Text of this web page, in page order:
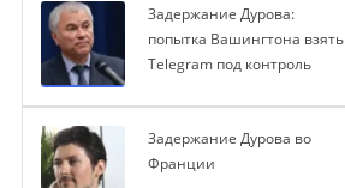
Задержание Дурова:
попытка Вашингтона взять
Telegram под контроль
Задержание Дурова во
Франции